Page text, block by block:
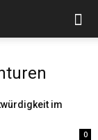
im
0